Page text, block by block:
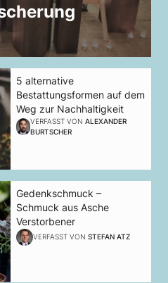
5 alternative
Bestattungsformen auf dem
Weg zur Nachhaltigkeit
VERFASST VON ALEXANDER
BURTSCHER
Gedenkschmuck –
Schmuck aus Asche
Verstorbener
VERFASST VON STEFAN ATZ